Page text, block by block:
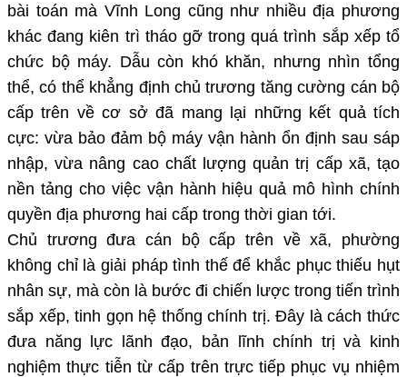
bài toán mà Vĩnh Long cũng như nhiều địa phương
khác đang kiên trì tháo gỡ trong quá trình sắp xếp tổ
chức bộ máy. Dẫu còn khó khăn, nhưng nhìn tổng
thể, có thể khẳng định chủ trương tăng cường cán bộ
cấp trên về cơ sở đã mang lại những kết quả tích
cực: vừa bảo đảm bộ máy vận hành ổn định sau sáp
nhập, vừa nâng cao chất lượng quản trị cấp xã, tạo
nền tảng cho việc vận hành hiệu quả mô hình chính
quyền địa phương hai cấp trong thời gian tới.
Chủ trương đưa cán bộ cấp trên về xã, phường
không chỉ là giải pháp tình thế để khắc phục thiếu hụt
nhân sự, mà còn là bước đi chiến lược trong tiến trình
sắp xếp, tinh gọn hệ thống chính trị. Đây là cách thức
đưa năng lực lãnh đạo, bản lĩnh chính trị và kinh
nghiệm thực tiễn từ cấp trên trực tiếp phục vụ nhiệm